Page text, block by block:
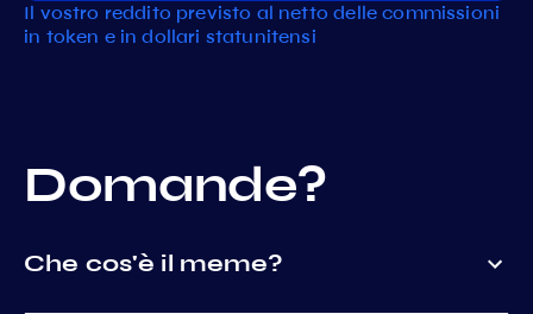
Il vostro reddito previsto al netto delle commissioni
in token e in dollari statunitensi
Domande?
Che cos'è il meme?